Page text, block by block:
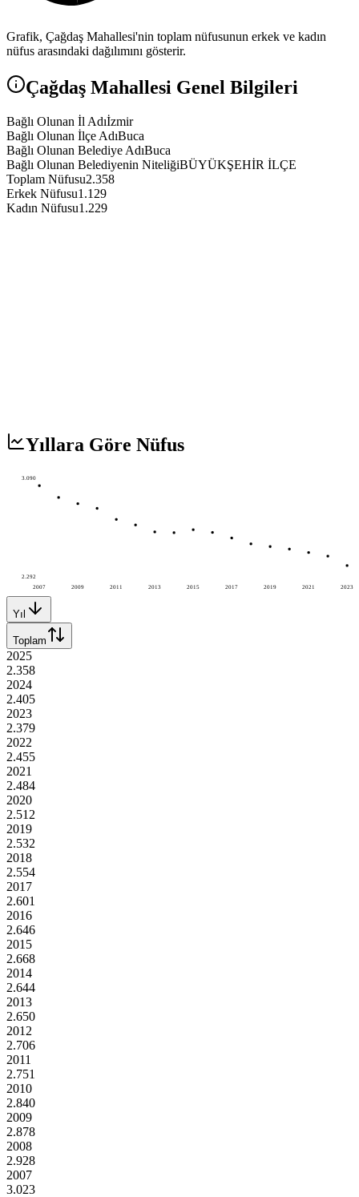
Grafik, Çağdaş Mahallesi'nin toplam nüfusunun erkek ve kadın
nüfus arasındaki dağılımını gösterir.
Çağdaş Mahallesi Genel Bilgileri
Bağlı Olunan İl Adıİzmir
Bağlı Olunan İlçe AdıBuca
Bağlı Olunan Belediye AdıBuca
Bağlı Olunan Belediyenin NiteliğiBÜYÜKŞEHİR İLÇE
Toplam Nüfusu2.358
Erkek Nüfusu1.129
Kadın Nüfusu1.229
Yıllara Göre Nüfus
2007 2009 2011 2013 2015 2017 2019 2021 2023
3.090
2.292
Yıl
Toplam
2025
2.358
2024
2.405
2023
2.379
2022
2.455
2021
2.484
2020
2.512
2019
2.532
2018
2.554
2017
2.601
2016
2.646
2015
2.668
2014
2.644
2013
2.650
2012
2.706
2011
2.751
2010
2.840
2009
2.878
2008
2.928
2007
3.023